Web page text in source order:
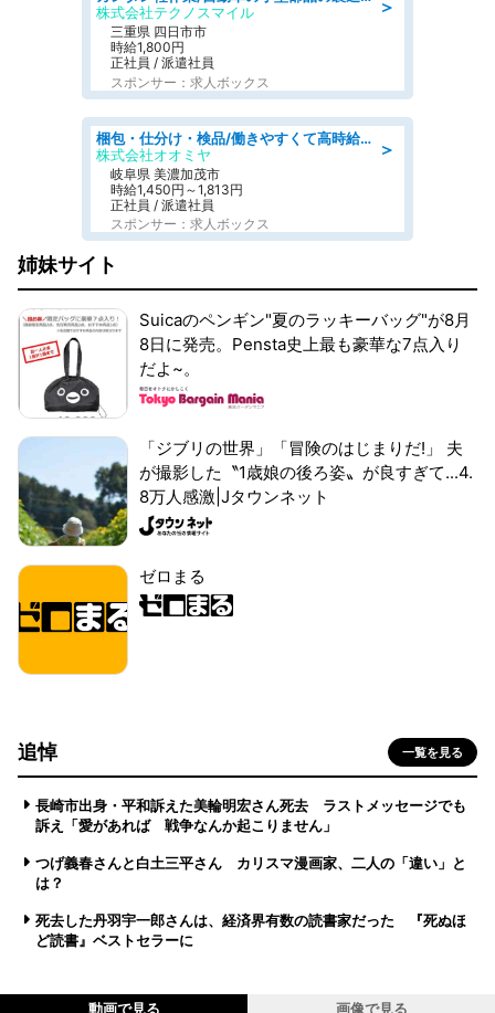
＞
株式会社テクノスマイル
三重県 四日市市
時給1,800円
正社員 / 派遣社員
スポンサー：求人ボックス
＞
梱包・仕分け・検品/働きやすくて高時給の仕分け作業長期休暇充実/残業なし
株式会社オオミヤ
岐阜県 美濃加茂市
時給1,450円～1,813円
正社員 / 派遣社員
スポンサー：求人ボックス
姉妹サイト
Suicaのペンギン"夏のラッキーバッグ"が8月
8日に発売。Pensta史上最も豪華な7点入り
だよ~。
「ジブリの世界」「冒険のはじまりだ!」 夫
が撮影した〝1歳娘の後ろ姿〟が良すぎて...4.
8万人感激|Jタウンネット
ゼロまる
追悼 一覧を見る
長崎市出身・平和訴えた美輪明宏さん死去 ラストメッセージでも
訴え「愛があれば 戦争なんか起こりません」
つげ義春さんと白土三平さん カリスマ漫画家、二人の「違い」と
は？
死去した丹羽宇一郎さんは、経済界有数の読書家だった 『死ぬほ
ど読書』ベストセラーに
動画で見る 画像で見る